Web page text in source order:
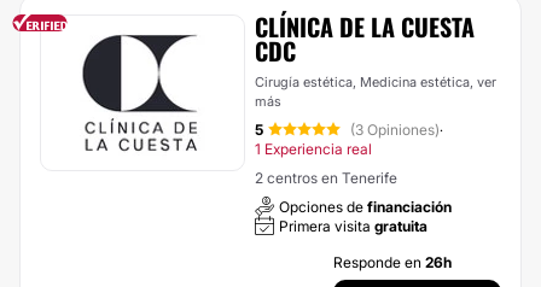
CLÍNICA DE LA CUESTA
CDC
Cirugía estética, Medicina estética, ver
más
5 (3 Opiniones)·
1 Experiencia real
2 centros en Tenerife
Opciones de financiación
Primera visita gratuita
Responde en 26h